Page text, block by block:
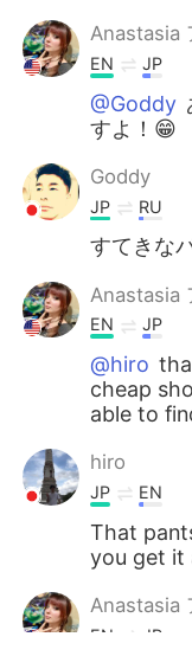
Anastasia
EN JP
@Goddy
すよ！😁
Goddy
JP RU
すてきな
Anastasia
EN JP
@hiro
cheap
able to
hiro
JP EN
That
you get it
Anastasia
EN JP